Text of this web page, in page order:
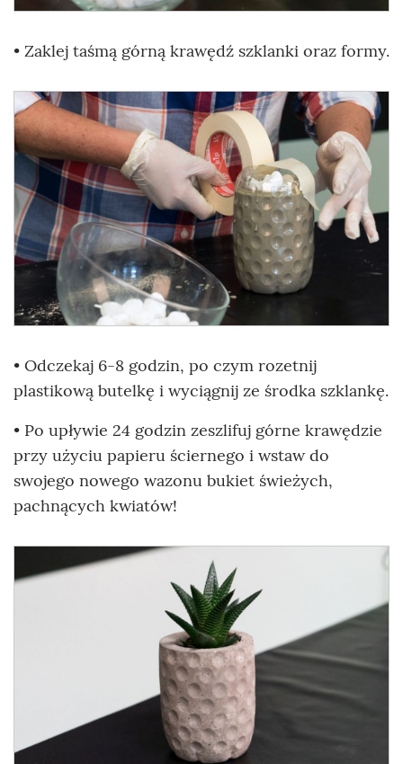
• Zaklej taśmą górną krawędź szklanki oraz formy.
• Odczekaj 6-8 godzin, po czym rozetnij
plastikową butelkę i wyciągnij ze środka szklankę.
• Po upływie 24 godzin zeszlifuj górne krawędzie
przy użyciu papieru ściernego i wstaw do
swojego nowego wazonu bukiet świeżych,
pachnących kwiatów!